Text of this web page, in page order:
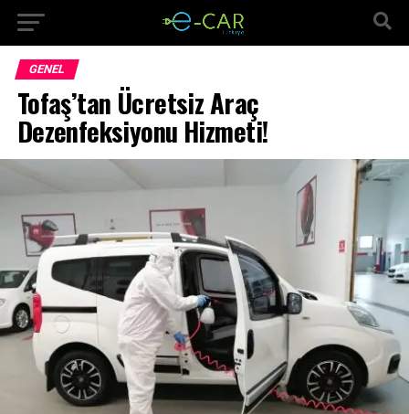
GENEL
Tofaş’tan Ücretsiz Araç
Dezenfeksiyonu Hizmeti!